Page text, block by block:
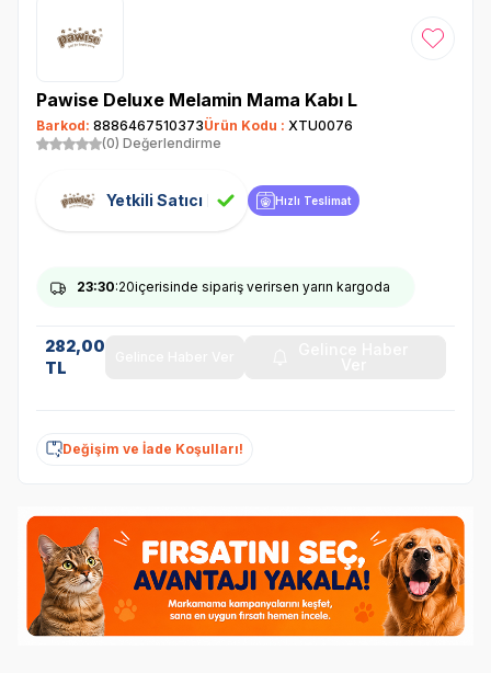
Favoriye
Pawise Deluxe Melamin Mama Kabı L
Barkod: 8886467510373Ürün Kodu : XTU0076
(0) Değerlendirme
Yetkili Satıcı Hızlı Teslimat
23:30:20içerisinde sipariş verirsen yarın kargoda
282,00
TL
Değişim ve İade Koşulları!